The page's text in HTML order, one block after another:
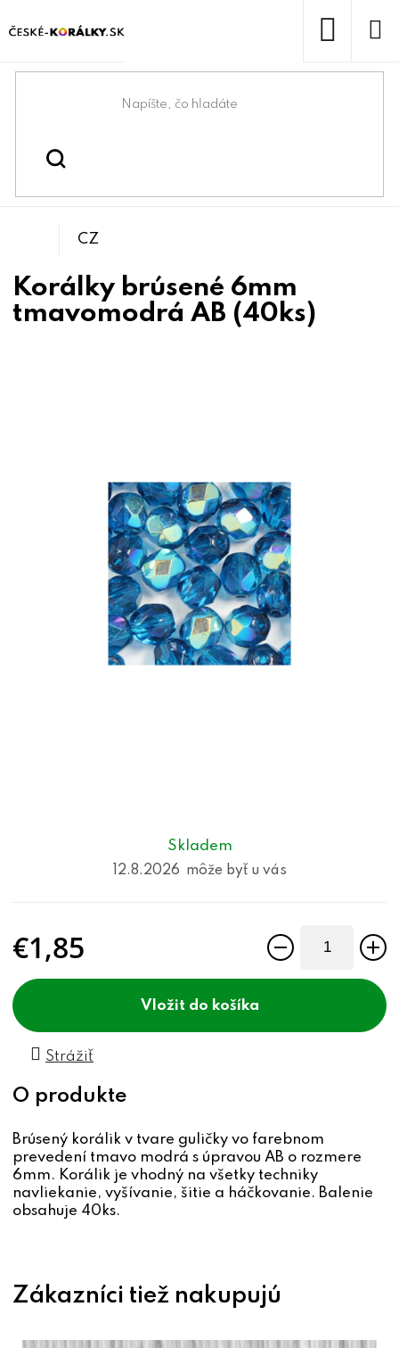
na
Domov
Koráliky
Skladem
12.8.2026
€1,85
do košíka
Strážiť
Korálky brúsené 6mm
tmavomodrá AB (40ks)
CZ
Brúsený korálik v tvare guličky vo farebnom
prevedení tmavo modrá s úpravou AB o rozmere
6mm. Korálik je vhodný na všetky techniky
navliekanie, vyšívanie, šitie a háčkovanie. Balenie
obsahuje 40ks.